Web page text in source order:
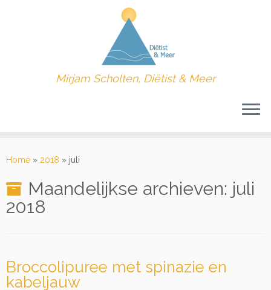
naar
Mirjam Scholten, Diëtist & Meer
Home » 2018 » juli
Maandelijkse archieven: juli
2018
Broccolipuree met spinazie en
kabeljauw